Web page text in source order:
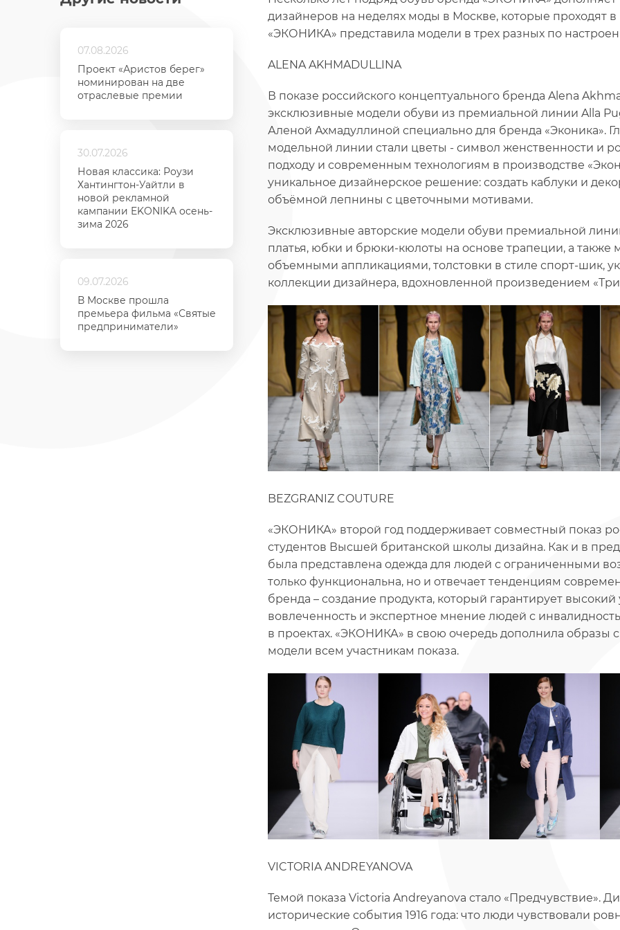
07.08.2026
Проект «Аристов берег»
номинирован на две
отраслевые премии
30.07.2026
Новая классика: Роузи
Хантингтон-Уайтли в
новой рекламной
кампании EKONIKA осень-
зима 2026
09.07.2026
В Москве прошла
премьера фильма «Святые
предприниматели»
дизайнеров на неделях моды в Москве, которые проходят
«ЭКОНИКА» представила модели в трех разных по
ALENA AKHMADULLINA
В показе российского концептуального бренда Alena
эксклюзивные модели обуви из премиальной линии Alla
Аленой Ахмадуллиной специально для бренда «Эконика».
модельной линии стали цветы - символ женственности и
подходу и современным технологиям в производстве
уникальное дизайнерское решение: создать каблуки и
объёмной лепнины с цветочными мотивами.
Эксклюзивные авторские модели обуви премиальной
платья, юбки и брюки-кюлоты на основе трапеции, а
объемными аппликациями, толстовки в стиле спорт-шик,
коллекции дизайнера, вдохновленной произведением
BEZGRANIZ COUTURE
«ЭКОНИКА» второй год поддерживает совместный показ
студентов Высшей британской школы дизайна. Как и в
была представлена одежда для людей с ограниченными
только функциональна, но и отвечает тенденциям
бренда – создание продукта, который гарантирует
вовлеченность и экспертное мнение людей с
в проектах. «ЭКОНИКА» в свою очередь дополнила образы
модели всем участникам показа.
VICTORIA ANDREYANOVA
Темой показа Victoria Andreyanova стало «Предчувствие».
исторические события 1916 года: что люди чувствовали